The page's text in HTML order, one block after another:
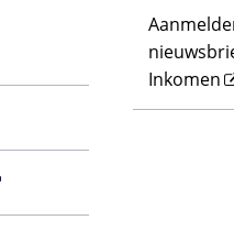
Inkomen